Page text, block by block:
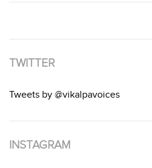
TWITTER
Tweets by @vikalpavoices
INSTAGRAM